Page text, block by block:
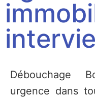
Débouchage
urgence dans